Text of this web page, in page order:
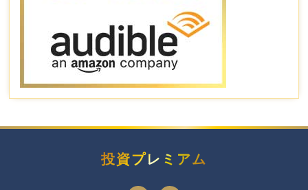
投資プレミアム